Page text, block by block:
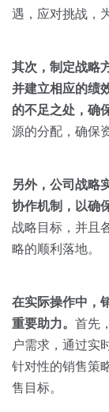
销售管
按业务场景
交易跟
遇，应对挑战，
其次，制定战略
并建立相应的绩
的不足之处，确
源的分配，确保
另外，公司战略
协作机制，以确
战略目标，并且
略的顺利落地。
在实际操作中，
重要助力。 首先
户需求，通过实
针对性的销售策
售目标。